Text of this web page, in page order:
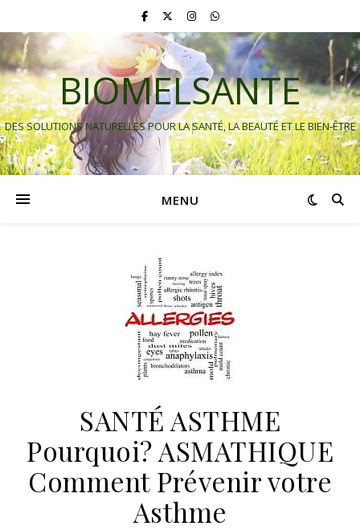
BIOMELSANTE
DES SOLUTIONS NATURELLES POUR LA SANTÉ, LA BEAUTÉ ET LE BIEN-ÊTRE
MENU
SANTÉ ASTHME
Pourquoi? ASMATHIQUE
Comment Prévenir votre
Asthme